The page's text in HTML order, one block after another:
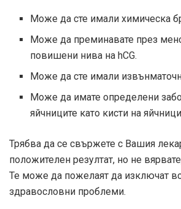
Може да сте имали химическа
Може да преминавате през
повишени нива на hCG.
Може да сте имали
Може да имате определени
яйчниците като кисти на
Трябва да се свържете с Вашия
положителен резултат, но не
Те може да пожелаят да изключат
здравословни проблеми.